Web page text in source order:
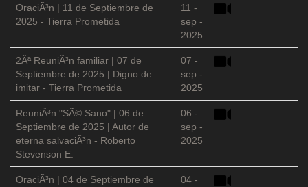
OraciÃ³n | 11 de Septiembre de
2025 - Tierra Prometida
11 -
sep -
2025
2Âª ReuniÃ³n familiar | 07 de
Septiembre de 2025 | Digno de
imitar - Tierra Prometida
07 -
sep -
2025
ReuniÃ³n "SÃ© Sano" | 06 de
Septiembre de 2025 | Autor de
eterna salvaciÃ³n - Roberto
Stevenson E.
06 -
sep -
2025
OraciÃ³n | 04 de Septiembre de
04 -